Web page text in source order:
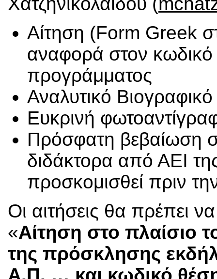
Αίτηση (Form Greek
αναφορά στον κωδικό
προγράμματος
Αναλυτικό
Ευκρινή
Πρόσφατη βεβαίωση
διδάκτορα από ΑΕΙ
προσκομισθεί πριν
Οι αιτήσεις θα πρέπει
«Αίτηση στο πλαίσιο
της πρόσκλησης